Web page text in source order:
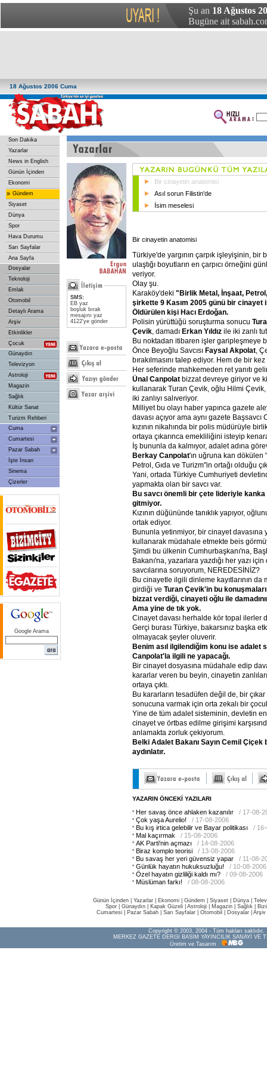
Şu an 18 Ağustos
Bugüne ait
18 Ağustos 2006 Cuma
Son Dakika
Yazarlar
News in English
Günün İçinden
Ekonomi
» Gündem
Siyaset
Dünya
Spor
Hava Durumu
Sarı Sayfalar
Ana Sayfa
Dosyalar
Teknoloji
Emlak
Otomobil
Detaylı Arama
Arşiv
Etkinlikler
Çocuk
Günaydın
Televizyon
Astroloji
Magazin
Sağlık
Kültür Sanat
Turizm Rehberi
Cuma
Cumartesi
Pazar Sabah
İşte İnsan
Sinema
Çizerler
Google Arama
SMS:
EB yaz
boşluk bırak
mesajını yaz
4122'ye gönder
Bir cinayetin anatomisi
Asıl sorun Filistin'de
İsim meselesi
Bir cinayetin anatomisi
Türkiye'de yargının çarpık işleyişinin, bir
ulaştığı boyutların en çarpıcı örneğini
veriyor.
Olay şu.
Karaköy'deki "Birlik Metal, İnşaat, Petrol,
şirkette 9 Kasım 2005 günü bir cinayet
Öldürülen kişi Hacı Erdoğan.
Polisin yürüttüğü soruşturma sonucu
Çevik , damadı Erkan Yıldız ile iki zanlı
Bu noktadan itibaren işler garipleşmeye
Önce Beyoğlu Savcısı Faysal Akpolat ,
bırakılmasını talep ediyor. Hem de bir
Her seferinde mahkemeden ret yanıtı
Ünal Canpolat bizzat devreye giriyor ve
kullanarak Turan Çevik, oğlu Hilmi Çevik,
iki zanlıyı salıveriyor.
Milliyet bu olayı haber yapınca gazete
davası açıyor ama aynı gazete Başsavcı
kızının nikahında bir polis müdürüyle
ortaya çıkarınca emekliliğini isteyip
İş bununla da kalmıyor, adalet adına
Berkay Canpolat'ın uğruna kan dökülen
Petrol, Gıda ve Turizm"in ortağı olduğu
Yani, ortada Türkiye Cumhuriyeti
yapmakta olan bir savcı var.
Bu savcı önemli bir çete lideriyle kanka
gitmiyor.
Kızının düğününde tanıklık yapıyor,
ortak ediyor.
Bununla yetinmiyor, bir cinayet davasına
kullanarak müdahale etmekte beis
Şimdi bu ülkenin Cumhurbaşkanı'na,
Bakanı'na, yazarlara yazdığı her yazı
savcılarına soruyorum, NEREDESİNİZ?
Bu cinayetle ilgili dinleme kayıtlarının da
girdiği ve Turan Çevik'in bu
bizzat verdiği, cinayeti oğlu ile
Ama yine de tık yok.
Cinayet davası herhalde kör topal ilerler
Gerçi burası Türkiye, bakarsınız başka
olmayacak şeyler oluverir.
Benim asıl ilgilendiğim konu ise adalet
Canpolat'la ilgili ne yapacağı.
Bir cinayet dosyasına müdahale edip
kararlar veren bu beyin, cinayetin
ortaya çıktı.
Bu kararların tesadüfen değil de, bir çıkar
sonucuna varmak için orta zekalı bir
Yine de tüm adalet sisteminin, devletin
cinayet ve örtbas edilme girişimi
anlamakta zorluk çekiyorum.
Belki Adalet Bakanı Sayın Cemil Çiçek
aydınlatır.
YAZARIN ÖNCEKİ YAZILARI
Her savaş önce ahlaken kazanılır
/ 17-08-
Çok yaşa Aurelio!
/ 17-08-2006
Bu kış irtica gelebilir ve Bayar politikası
/
Mal kaçırmak
/ 15-08-2006
AK Parti'nin açmazı
/ 14-08-2006
Biraz komplo teorisi
/ 13-08-2006
Bu savaş her yeri güvensiz yapar
/ 11-08-
Günlük hayatın hukuksuzluğu!
/ 10-08-2006
Özel hayatın gizliliği kaldı mı?
/ 09-08-2006
Müslüman farkı!
/ 08-08-2006
Günün İçinden Yazarlar Ekonomi Gündem Siyaset Dünya |
Spor
Günaydın Kapak Güzeli Astroloji Magazin Sağlık
Cumartesi
Pazar Sabah Sarı Sayfalar Otomobil Dosyalar Arşiv
Copyright © 2003, 2004 - Tüm hakları saklıdır.
MERKEZ GAZETE DERGİ BASIM YAYINCILIK SANAYİ VE
Üretim ve Tasarım